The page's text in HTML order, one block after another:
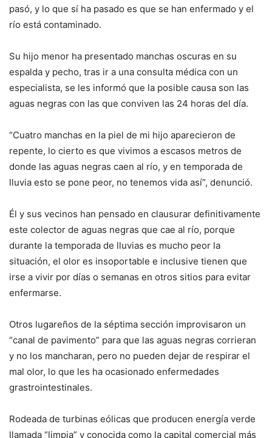
pasó, y lo que sí ha pasado es que se han enfermado y el
río está contaminado.
Su hijo menor ha presentado manchas oscuras en su
espalda y pecho, tras ir a una consulta médica con un
especialista, se les informó que la posible causa son las
aguas negras con las que conviven las 24 horas del día.
“Cuatro manchas en la piel de mi hijo aparecieron de
repente, lo cierto es que vivimos a escasos metros de
donde las aguas negras caen al río, y en temporada de
lluvia esto se pone peor, no tenemos vida así”, denunció.
Él y sus vecinos han pensado en clausurar definitivamente
este colector de aguas negras que cae al río, porque
durante la temporada de lluvias es mucho peor la
situación, el olor es insoportable e inclusive tienen que
irse a vivir por días o semanas en otros sitios para evitar
enfermarse.
Otros lugareños de la séptima sección improvisaron un
“canal de pavimento” para que las aguas negras corrieran
y no los mancharan, pero no pueden dejar de respirar el
mal olor, lo que les ha ocasionado enfermedades
grastrointestinales.
Rodeada de turbinas eólicas que producen energía verde
llamada “limpia” y conocida como la capital comercial más